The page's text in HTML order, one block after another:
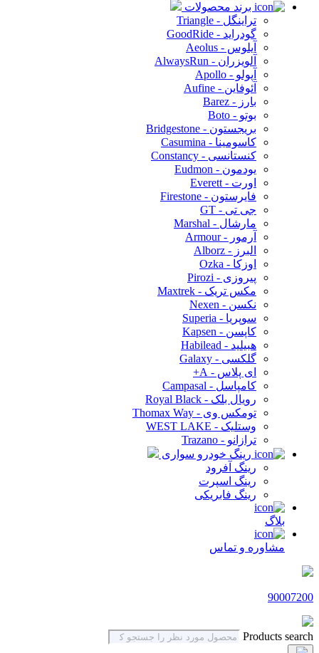
برند محصولات
تراینگل - Triangle
گودراید - GoodRide
آیلوس - Aeolus
آلویزران - AlwaysRun
آپولو - Apollo
آئوفاین - Aufine
بارز - Barez
بوتو - Boto
بریجستون - Bridgestone
کاسومینا - Casumina
کنستانسی - Constancy
یودمون - Eudmon
اورت - Everett
فایرستون - Firestone
جی تی - GT
مارشال - Marshal
آرمور - Armour
البرز - Alborz
اوزکا - Ozka
پیروزی - Pirozi
مکس تریک - Maxtrek
نکسن - Nexen
سوپریا - Superia
کاپسن - Kapsen
هبیلید - Habilead
گلکسی - Galaxy
ای پلاس - A+
کامپاسل - Campasal
رویال بلک - Royal Black
تومکس وی - Thomax Way
وستلیک - WEST LAKE
ترازانو - Trazano
رینگ خودرو سواری
رینگ آفرود
رینگ اسپرت
رینگ فابریکی
بلاگ
مشاوره و تماس
90007200
Products search